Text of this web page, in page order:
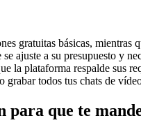
gratuitas básicas,
ajuste a su presupuesto y
la plataforma respalde sus
todos tus chats de
que te